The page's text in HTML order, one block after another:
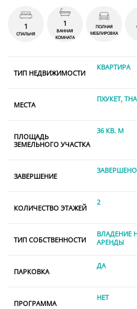
1
СПАЛЬНЯ
1
ВАННАЯ
КОМНАТА
ПОЛНАЯ
МЕБЛИРОВКА
ТИП НЕДВИЖИМОСТИ
КВАРТИРА
МЕСТА
ПХУКЕТ,
ПЛОЩАДЬ
ЗЕМЕЛЬНОГО УЧАСТКА
36 КВ. М
ЗАВЕРШЕНИЕ
ЗАВЕРШЕНО
КОЛИЧЕСТВО ЭТАЖЕЙ
2
ТИП СОБСТВЕННОСТИ
ВЛАДЕНИЕ
АРЕНДЫ
ПАРКОВКА
ДА
ПРОГРАММА
НЕТ